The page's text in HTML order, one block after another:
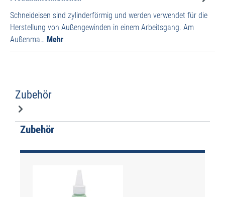
Schneideisen sind zylinderförmig und werden verwendet für die
Herstellung von Außengewinden in einem Arbeitsgang. Am
Außenma… Mehr
Zubehör
Produktgalerie überspringen
Zubehör